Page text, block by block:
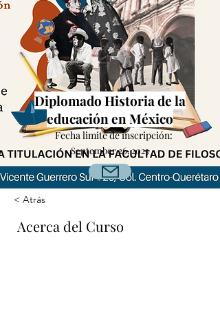
Diplomado Historia de la
educación en México
Fecha limite de inscripción:
September 26, 2025
< Atrás
Acerca del Curso